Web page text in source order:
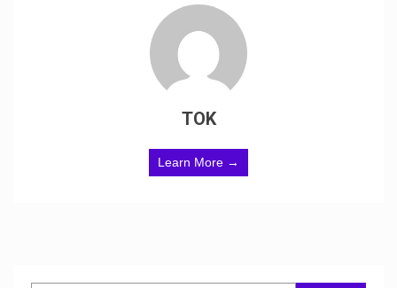
TOK
Learn More →